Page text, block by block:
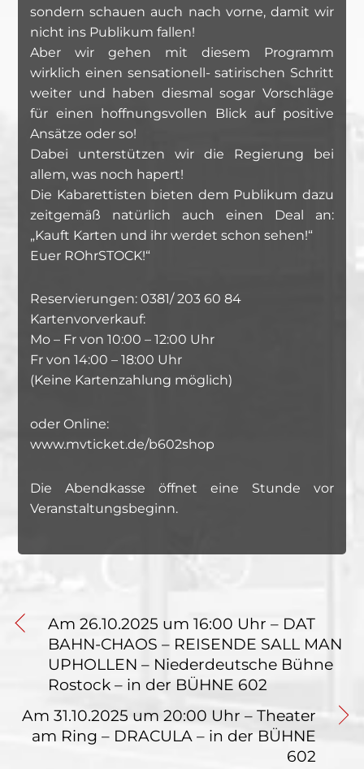
sondern schauen auch nach vorne, damit wir
nicht ins Publikum fallen!
Aber wir gehen mit diesem Programm
wirklich einen sensationell- satirischen Schritt
weiter und haben diesmal sogar Vorschläge
für einen hoffnungsvollen Blick auf positive
Ansätze oder so!
Dabei unterstützen wir die Regierung bei
allem, was noch hapert!
Die Kabarettisten bieten dem Publikum dazu
zeitgemäß natürlich auch einen Deal an:
„Kauft Karten und ihr werdet schon sehen!“
Euer ROhrSTOCK!“
Reservierungen: 0381/ 203 60 84
Kartenvorverkauf:
Mo – Fr von 10:00 – 12:00 Uhr
Fr von 14:00 – 18:00 Uhr
(Keine Kartenzahlung möglich)
oder Online:
www.mvticket.de/b602shop
Die Abendkasse öffnet eine Stunde vor
Veranstaltungsbeginn.
Am 26.10.2025 um 16:00 Uhr – DAT
BAHN-CHAOS – REISENDE SALL MAN
UPHOLLEN – Niederdeutsche Bühne
Rostock – in der BÜHNE 602
Am 31.10.2025 um 20:00 Uhr – Theater
am Ring – DRACULA – in der BÜHNE
602